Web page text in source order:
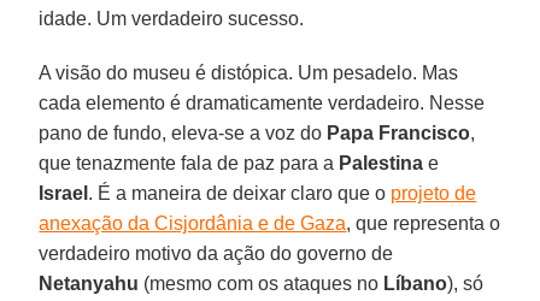
idade. Um verdadeiro sucesso.
A visão do museu é distópica. Um pesadelo. Mas
cada elemento é dramaticamente verdadeiro. Nesse
pano de fundo, eleva-se a voz do Papa Francisco,
que tenazmente fala de paz para a Palestina e
Israel . É a maneira de deixar claro que o projeto de
anexação da Cisjordânia e de Gaza, que representa o
verdadeiro motivo da ação do governo de
Netanyahu (mesmo com os ataques no Líbano), só